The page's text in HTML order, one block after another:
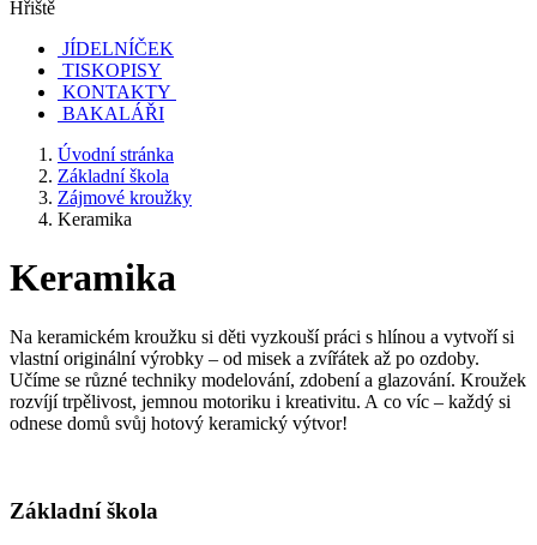
Hřiště
JÍDELNÍČEK
TISKOPISY
KONTAKTY
BAKALÁŘI
Úvodní stránka
Základní škola
Zájmové kroužky
Keramika
Keramika
Na keramickém kroužku si děti vyzkouší práci s hlínou a vytvoří si
vlastní originální výrobky – od misek a zvířátek až po ozdoby.
Učíme se různé techniky modelování, zdobení a glazování. Kroužek
rozvíjí trpělivost, jemnou motoriku i kreativitu. A co víc – každý si
odnese domů svůj hotový keramický výtvor!
Základní škola